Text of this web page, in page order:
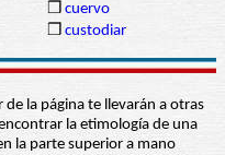
❒ cuervo
❒ custodiar
la página te llevarán a otras
la etimología de una
la parte superior a mano